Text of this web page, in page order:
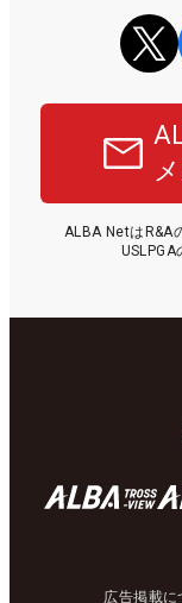
ALBA NetはR&A
広告掲載に